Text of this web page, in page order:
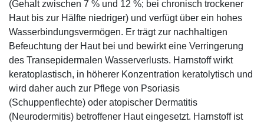
(Gehalt zwischen 7 % und 12 %; bei chronisch trockener
Haut bis zur Hälfte niedriger) und verfügt über ein hohes
Wasserbindungsvermögen. Er trägt zur nachhaltigen
Befeuchtung der Haut bei und bewirkt eine Verringerung
des Transepidermalen Wasserverlusts. Harnstoff wirkt
keratoplastisch, in höherer Konzentration keratolytisch und
wird daher auch zur Pflege von Psoriasis
(Schuppenflechte) oder atopischer Dermatitis
(Neurodermitis) betroffener Haut eingesetzt. Harnstoff ist